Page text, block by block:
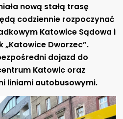
nową stałą trasę
codziennie rozpoczynać
Katowice Sądowa i
„Katowice Dworzec”.
dojazd do
Katowic oraz
liniami autobusowymi.